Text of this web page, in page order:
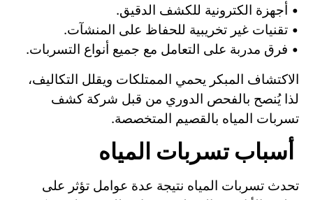
• أجهزة الكترونية للكشف الدقيق.
• تقنيات غير تخريبية للحفاظ على المنشآت.
• فرق مدربة على التعامل مع جميع أنواع التسربات.
الاكتشاف المبكر يحمي الممتلكات ويقلل التكاليف،
لذا يُنصح بالفحص الدوري من قبل شركة كشف
تسربات المياه بالقصيم المتخصصة.
أسباب تسربات المياه
تحدث تسربات المياه نتيجة عدة عوامل تؤثر على